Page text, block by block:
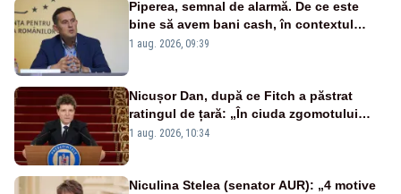
Piperea, semnal de alarmă. De ce este
bine să avem bani cash, în contextul
alertei energetice?
1 aug. 2026, 09:39
Nicușor Dan, după ce Fitch a păstrat
ratingul de țară: „În ciuda zgomotului
politic, România funcționează”
1 aug. 2026, 10:34
Niculina Stelea (senator AUR): „4 motive